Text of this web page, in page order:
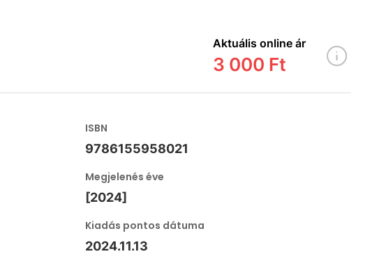
Aktuális online ár
3 000 Ft
ISBN
9786155958021
Megjelenés éve
[2024]
Kiadás pontos dátuma
2024.11.13